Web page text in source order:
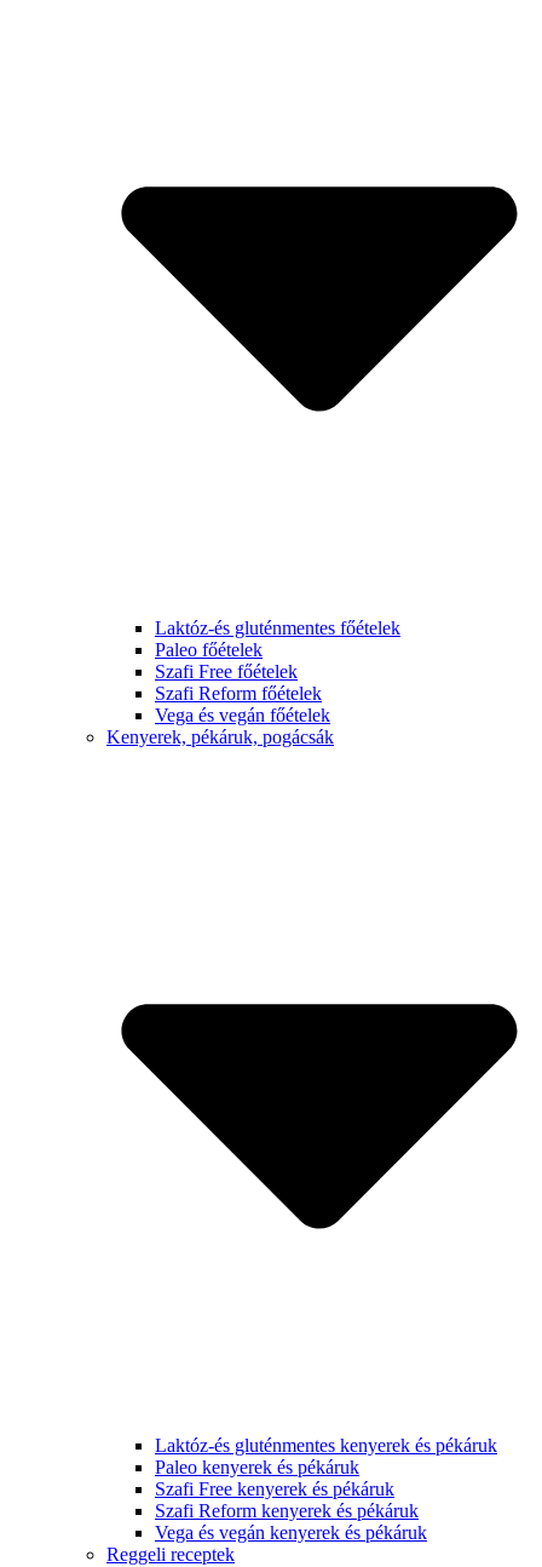
Laktóz-és gluténmentes főételek
Paleo főételek
Szafi Free főételek
Szafi Reform főételek
Vega és vegán főételek
Kenyerek, pékáruk, pogácsák
Laktóz-és gluténmentes kenyerek és pékáruk
Paleo kenyerek és pékáruk
Szafi Free kenyerek és pékáruk
Szafi Reform kenyerek és pékáruk
Vega és vegán kenyerek és pékáruk
Reggeli receptek